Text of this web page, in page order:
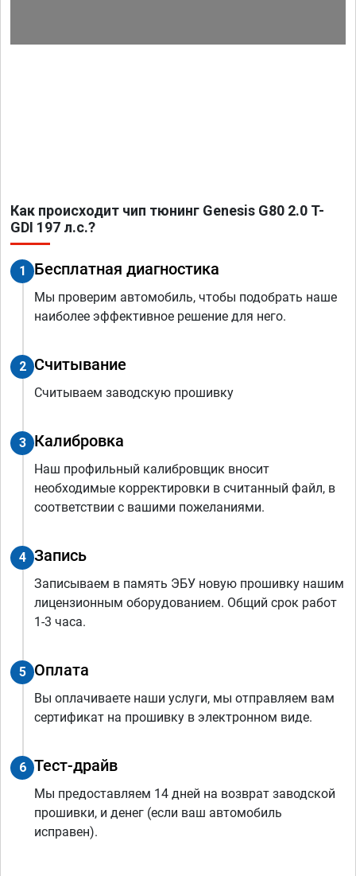
Как происходит чип тюнинг Genesis G80 2.0 T-
GDI 197 л.с.?
1 Бесплатная диагностика
Мы проверим автомобиль, чтобы подобрать наше
наиболее эффективное решение для него.
2 Считывание
Считываем заводскую прошивку
3 Калибровка
Наш профильный калибровщик вносит
необходимые корректировки в считанный файл, в
соответствии с вашими пожеланиями.
4 Запись
Записываем в память ЭБУ новую прошивку нашим
лицензионным оборудованием. Общий срок работ
1-3 часа.
5 Оплата
Вы оплачиваете наши услуги, мы отправляем вам
сертификат на прошивку в электронном виде.
6 Тест-драйв
Мы предоставляем 14 дней на возврат заводской
прошивки, и денег (если ваш автомобиль
исправен).